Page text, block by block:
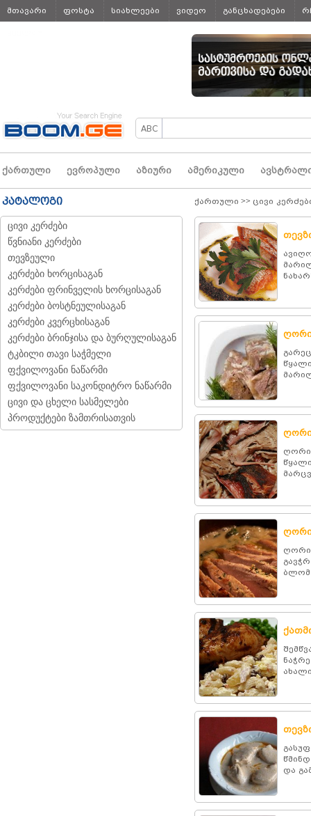
მთავარი ფოსტა სიახლეები ვიდეო განცხადებები
ქართული ევროპული აზიური ამერიკული
კატალოგი
ცივი კერძები
წვნიანი კერძები
თევზეული
კერძები ხორცისაგან
კერძები ფრინველის ხორცისაგან
კერძები ბოსტნეულისაგან
კერძები კვერცხისაგან
კერძები ბრინჯისა და ბურღულისაგან
ტკბილი თავი საჭმელი
ფქვილოვანი ნაწარმი
ფქვილოვანი საკონდიტრო ნაწარმი
ცივი და ცხელი სასმელები
პროდუქტები ზამთრისათვის
ქართული >> ცივი
და